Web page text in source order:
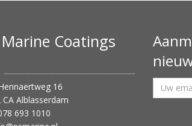
Marine Coatings
16
CA Alblasserdam
693 1010